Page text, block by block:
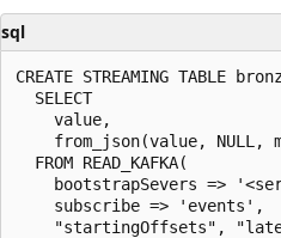
sql
CREATE STREAMING TABLE
  SELECT
    value,
from_json(value, NULL,
  FROM READ_KAFKA(
bootstrapSevers =>
    subscribe => 'events',
"startingOffsets",